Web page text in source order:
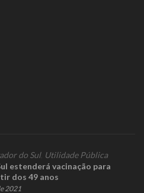
do Sul, Utilidade Pública
estenderá vacinação para
dos 49 anos
2021